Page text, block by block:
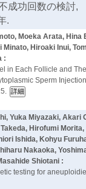
成功回数の検討,
.
Moeka Arata, Hina
Hiroaki Inui,
:
in Each Follicle and
Sperm
Yuka Miyazaki, Akari
Hirofumi
Ishida, Kohyu
Nakaoka,
Shiotani :
testing for